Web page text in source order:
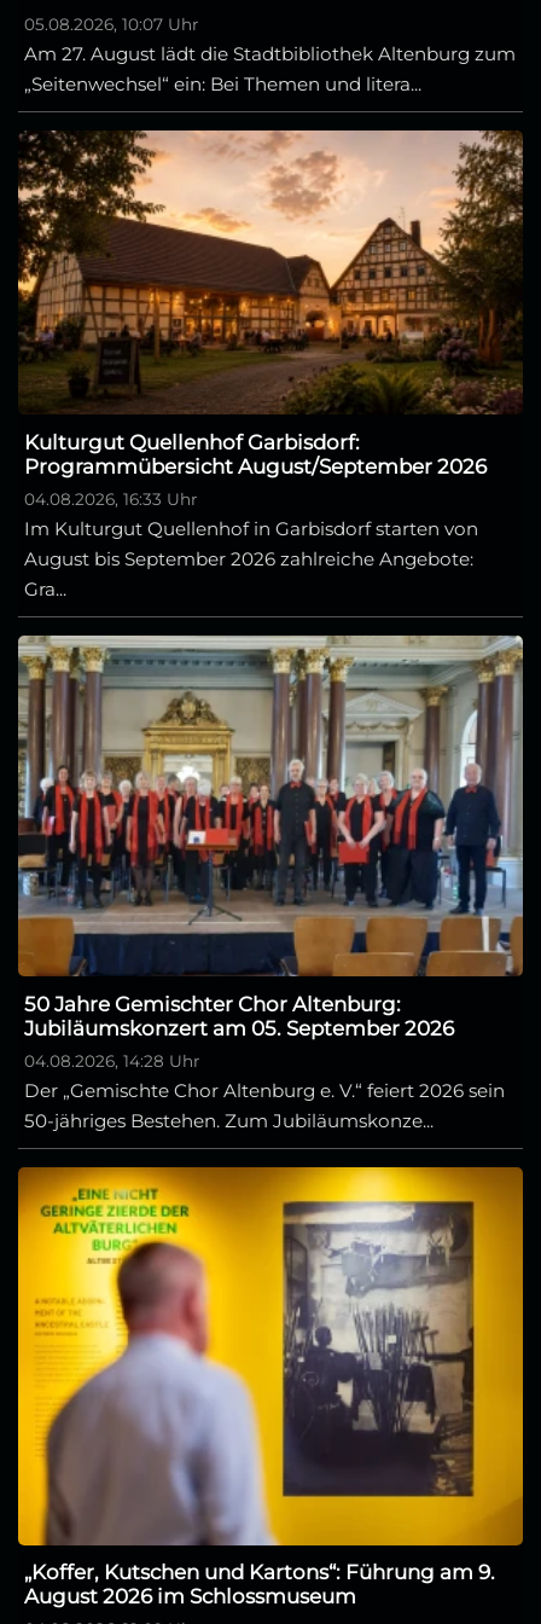
05.08.2026, 10:07 Uhr
Am 27. August lädt die Stadtbibliothek Altenburg zum
„Seitenwechsel“ ein: Bei Themen und litera...
Kulturgut Quellenhof Garbisdorf:
Programmübersicht August/September 2026
04.08.2026, 16:33 Uhr
Im Kulturgut Quellenhof in Garbisdorf starten von
August bis September 2026 zahlreiche Angebote:
Gra...
50 Jahre Gemischter Chor Altenburg:
Jubiläumskonzert am 05. September 2026
04.08.2026, 14:28 Uhr
Der „Gemischte Chor Altenburg e. V.“ feiert 2026 sein
50-jähriges Bestehen. Zum Jubiläumskonze...
„Koffer, Kutschen und Kartons“: Führung am 9.
August 2026 im Schlossmuseum